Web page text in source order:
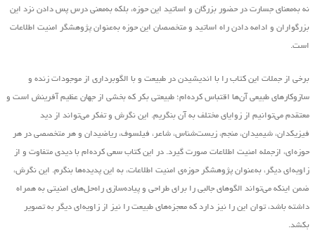
نه به‌معنای جسارت در حضور بزرگان و اساتید این حوزه، بلکه به‌معنی درس پس دادن نزد این
بزرگواران و ادامه دادن راه اساتید و متخصصان این حوزه به‌عنوان پژوهشگر امنیت اطلاعات
است.
برخی از جملات این کتاب را با اندیشیدن در طبیعت و با الگوبرداری از موجودات زنده و
سازوکارهای طبیعی آن‌ها اقتباس کرده‌ام؛ طبیعتی بکر که بخشی از جهان عظیم آفرینش است و
معتقدم می‌توانیم از زوایای مختلف به آن بنگریم. این نگرش و تفکر می‌تواند از دید
فیزیکدان، شیمیدان، منجم، زیست‌شناس، شاعر، فیلسوف، ریاضیدان و هر متخصصی در هر
حوزه‌ای، ازجمله امنیت اطلاعات صورت گیرد. در این کتاب سعی کرده‌ام با دیدی متفاوت و از
زاویه‌ای دیگر، به‌عنوان پژوهشگر حوزه‌ی امنیت اطلاعات، به این پدیده‌ها بنگرم. این نگرش،
ضمن اینکه می‌تواند الگوهای جالبی را برای طراحی و پیاده‌سازی راه‌حل‌های امنیتی به همراه
داشته باشد، توان این را نیز دارد که معجزه‌های طبیعت را نیز از زاویه‌ای دیگر به تصویر
بکشد.